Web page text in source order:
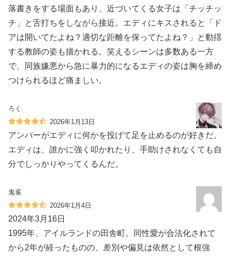
落書きをする場面もあり、近づいてくる女子は「チッチッ
チ」と舌打ちをしながら接近。エディにキスされると「ド
アは開いてたよね？適切な距離を保ってたよね？」と動揺
する教師の姿も描かれる。笑えるシーンは多数ある一方
で、同族嫌悪から急に暴力的になるエディの姿は胸を締め
つけられるほど痛ましい。
ろく
2026年1月13日
アンバーがエディに何かを投げて足を止めるのが好きだ。
エディは、誰かに強く叩かれたり、手助けされなくても自
分でしっかりやってくるんだ。
鬼雀
2026年1月4日
2024年3月16日
1995年、アイルランドの田舎町。同性愛が合法化されて
から2年が経ったものの、差別や偏見は依然として根強